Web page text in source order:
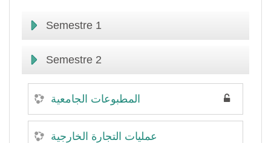
Semestre 1
Semestre 2
المطبوعات الجامعية
عمليات التجارة الخارجية